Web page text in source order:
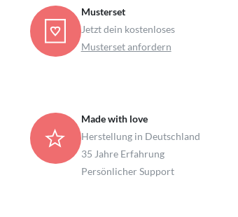
Musterset
Jetzt dein kostenloses
Musterset anfordern
Made with love
Herstellung in Deutschland
35 Jahre Erfahrung
Persönlicher Support